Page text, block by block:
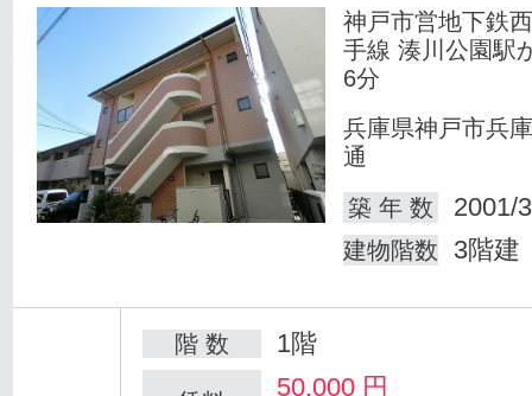
神戸市営地下鉄
手線 湊川公園駅
6分
兵庫県神戸市兵
通
築 年 数
2001/
建物階数 3階建
階 数 1階
50,000 円